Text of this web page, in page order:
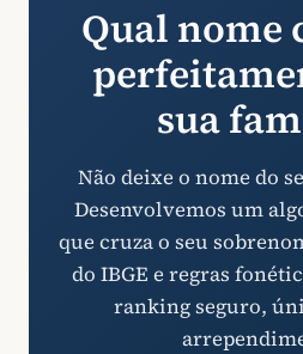
Qual nome
sua
Não deixe o nome do
Desenvolvemos um
que cruza o seu
do IBGE e regras
ranking seguro,